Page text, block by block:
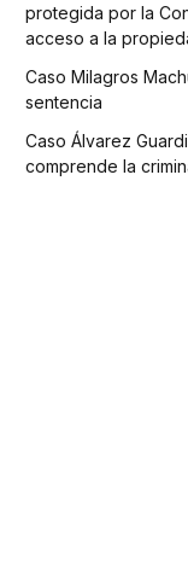
protegida por la
acceso a la
Caso Milagros
sentencia
Caso Álvarez
comprende la